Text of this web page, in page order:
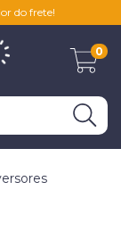
do frete!
0